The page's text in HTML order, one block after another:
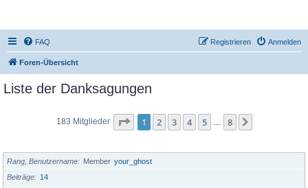
FAQ Anmelden
Registrieren
Foren-Übersicht
Liste der Danksagungen
183 Mitglieder Seite 1von
1 2 3 4 5 … 8
Rang, Benutzername Member your_ghost
Beiträge
14